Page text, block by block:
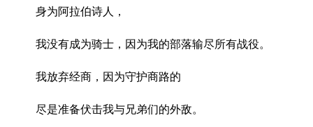
身为阿拉伯诗人，
我没有成为骑士，因为我的部落输尽所有战役。
我放弃经商，因为守护商路的
尽是准备伏击我与兄弟们的外敌。